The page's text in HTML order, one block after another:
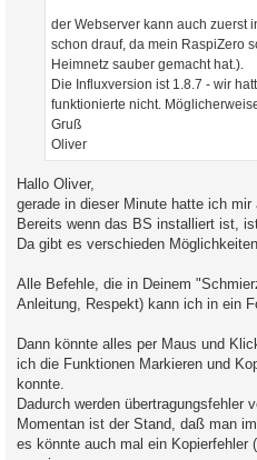
der Webserver kann auch zuerst
schon drauf, da mein RaspiZero
Heimnetz sauber gemacht hat.).
Die Influxversion ist 1.8.7 - wir
funktionierte nicht.
Gruß
Oliver
Hallo Oliver,
gerade in dieser Minute hatte ich
Bereits wenn das BS installiert ist,
Da gibt es verschieden
Alle Befehle, die in Deinem
Anleitung, Respekt) kann ich in ein
Dann könnte alles per Maus und
ich die Funktionen Markieren und
konnte.
Dadurch werden übertragungsfehler
Momentan ist der Stand, daß man
es könnte auch mal ein Kopierfehler